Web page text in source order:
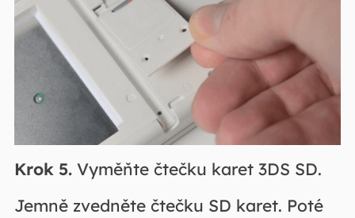
Krok 5.Vyměňte čtečku karet 3DS SD.
Jemně zvedněte čtečku SD karet. Poté